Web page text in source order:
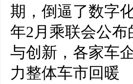
期，倒逼了数字
年2月乘联会公
与创新，各家车
力整体车市回暖